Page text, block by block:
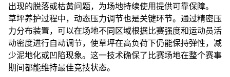
出现的脱落或枯黄问题，为场地持续使用提供可靠保障。
草坪养护过程中，动态压力调节也是关键环节。通过精密压
力分布装置，可以在场地不同区域根据比赛强度和运动员活
动密度进行自动调节，使草坪在高负荷下仍能保持弹性，减
少泥地化或凹陷现象。这一技术确保了比赛场地在整个赛事
期间都能维持最佳竞技状态。